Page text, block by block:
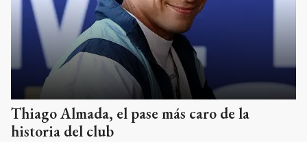
Thiago Almada, el pase más caro de la
historia del club